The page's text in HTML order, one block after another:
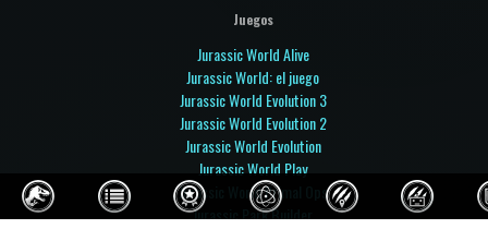
Juegos
Jurassic World Alive
Jurassic World: el juego
Jurassic World Evolution 3
Jurassic World Evolution 2
Jurassic World Evolution
Jurassic World Play
Jurassic World Primal Ops
Jurassic Park Builder